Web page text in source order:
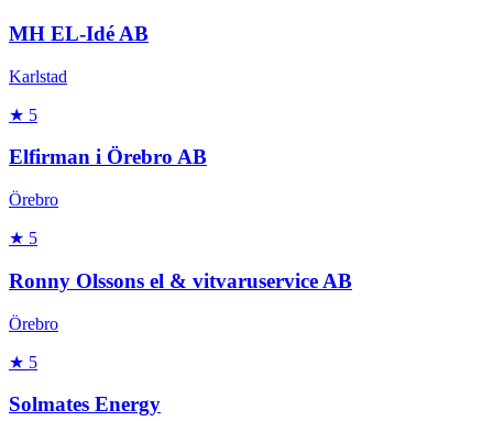
MH EL-Idé AB
Karlstad
★ 5
Elfirman i Örebro AB
Örebro
★ 5
Ronny Olssons el & vitvaruservice AB
Örebro
★ 5
Solmates Energy